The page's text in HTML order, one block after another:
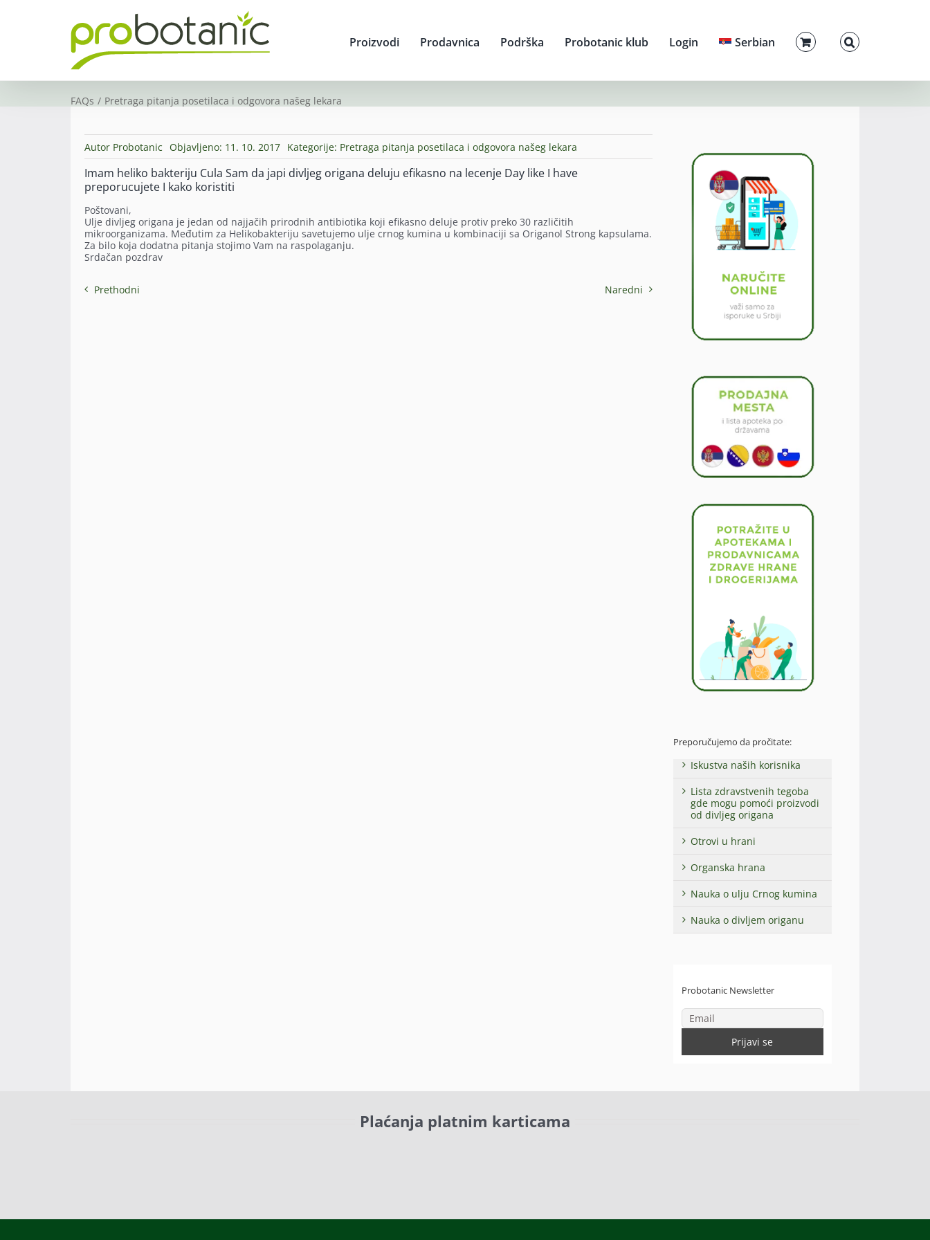
Proizvodi Prodavnica Podrška Probotanic klub Login Serbian
FAQs Pretraga pitanja posetilaca i odgovora našeg lekara
Autor Probotanic Objavljeno: 11. 10. 2017 Kategorije: Pretraga pitanja posetilaca i odgovora našeg lekara
Imam heliko bakteriju Cula Sam da japi divljeg origana deluju efikasno na lecenje Day like I have
preporucujete I kako koristiti
Poštovani,
Ulje divljeg origana je jedan od najjačih prirodnih antibiotika koji efikasno deluje protiv preko 30 različitih
mikroorganizama. Međutim za Helikobakteriju savetujemo ulje crnog kumina u kombinaciji sa Origanol Strong kapsulama.
Za bilo koja dodatna pitanja stojimo Vam na raspolaganju.
Srdačan pozdrav
Prethodni Naredni
Preporučujemo da pročitate:
Iskustva naših korisnika
Lista zdravstvenih tegoba
gde mogu pomoći proizvodi
od divljeg origana
Otrovi u hrani
Organska hrana
Nauka o ulju Crnog kumina
Nauka o divljem origanu
Probotanic Newsletter
Plaćanja platnim karticama